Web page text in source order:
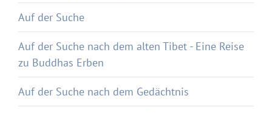
Auf der Suche
Auf der Suche nach dem alten Tibet - Eine Reise
zu Buddhas Erben
Auf der Suche nach dem Gedächtnis